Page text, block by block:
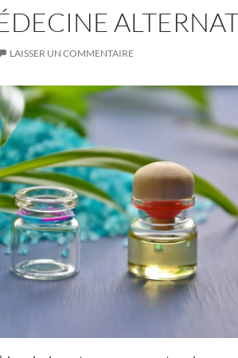
LAISSER UN COMMENTAIRE